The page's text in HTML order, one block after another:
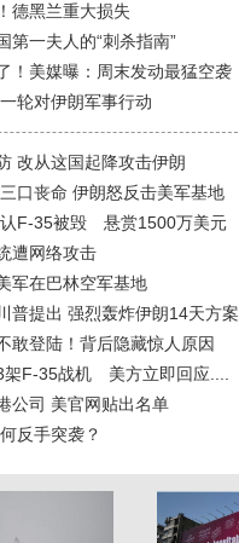
德黑兰重大损失
第一夫人的“刺杀指南”
！美媒曝：周末发动最猛空袭
轮对伊朗军事行动
改从这国起降攻击伊朗
口丧命 伊朗怒反击美军基地
F-35被毁 悬赏1500万美元
遭网络攻击
军在巴林空军基地
普提出 强烈轰炸伊朗14天方案
敢登陆！背后隐藏惊人原因
架F-35战机 美方立即回应....
公司 美官网贴出名单
反手突袭？